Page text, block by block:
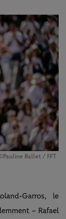
Ballet / FFT
Garros, le
– Rafael